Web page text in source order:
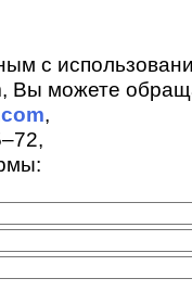
с
Вы можете
,